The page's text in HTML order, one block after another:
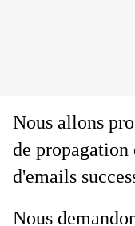
Nous allons
de propagation
d'emails
Nous